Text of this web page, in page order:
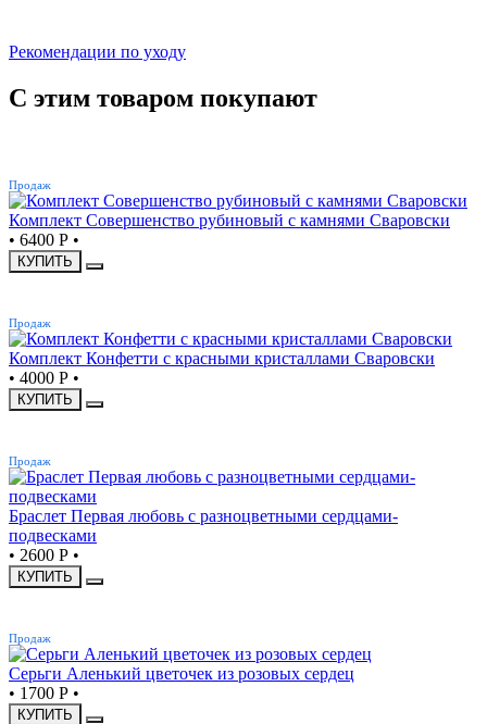
Рекомендации по уходу
С этим товаром покупают
Продаж
Комплект Совершенство рубиновый с камнями Сваровски
• 6400 Р •
КУПИТЬ
Продаж
Комплект Конфетти с красными кристаллами Сваровски
• 4000 Р •
КУПИТЬ
Продаж
Браслет Первая любовь с разноцветными сердцами-
подвесками
• 2600 Р •
КУПИТЬ
Продаж
Серьги Аленький цветочек из розовых сердец
• 1700 Р •
КУПИТЬ